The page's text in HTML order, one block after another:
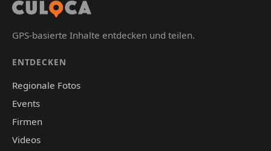
GPS-basierte Inhalte entdecken und teilen.
ENTDECKEN
Regionale Fotos
Events
Firmen
Videos